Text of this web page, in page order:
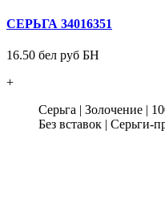
СЕРЬГА 34016351
16.50 бел руб БН
+
Серьга | Золочение |
Без вставок | Серьги-